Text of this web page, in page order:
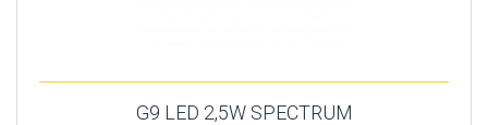
G9 LED 2,5W SPECTRUM